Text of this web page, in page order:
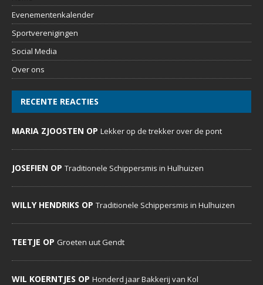
Evenementenkalender
Sportverenigingen
Social Media
Over ons
RECENTE REACTIES
MARIA ZJOOSTEN OP Lekker op de trekker over de pont
JOSEFIEN OP Traditionele Schippersmis in Hulhuizen
WILLY HENDRIKS OP Traditionele Schippersmis in Hulhuizen
TEETJE OP Groeten uut Gendt
WIL KOERNTJES OP Honderd jaar Bakkerij van Kol